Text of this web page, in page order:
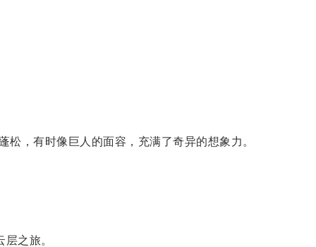
，有时像巨人的面容，充满了奇异的想象力。
之旅。